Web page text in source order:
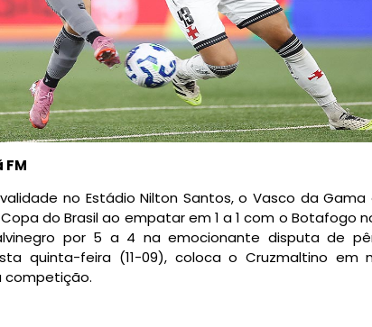
FM
no Estádio Nilton Santos, o Vasco da Gama
do Brasil ao empatar em 1 a 1 com o Botafogo
por 5 a 4 na emocionante disputa de
quinta-feira (11-09), coloca o Cruzmaltino em
competição.